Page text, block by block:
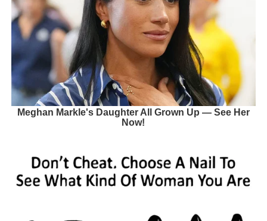
Meghan Markle's Daughter All Grown Up — See Her
Now!